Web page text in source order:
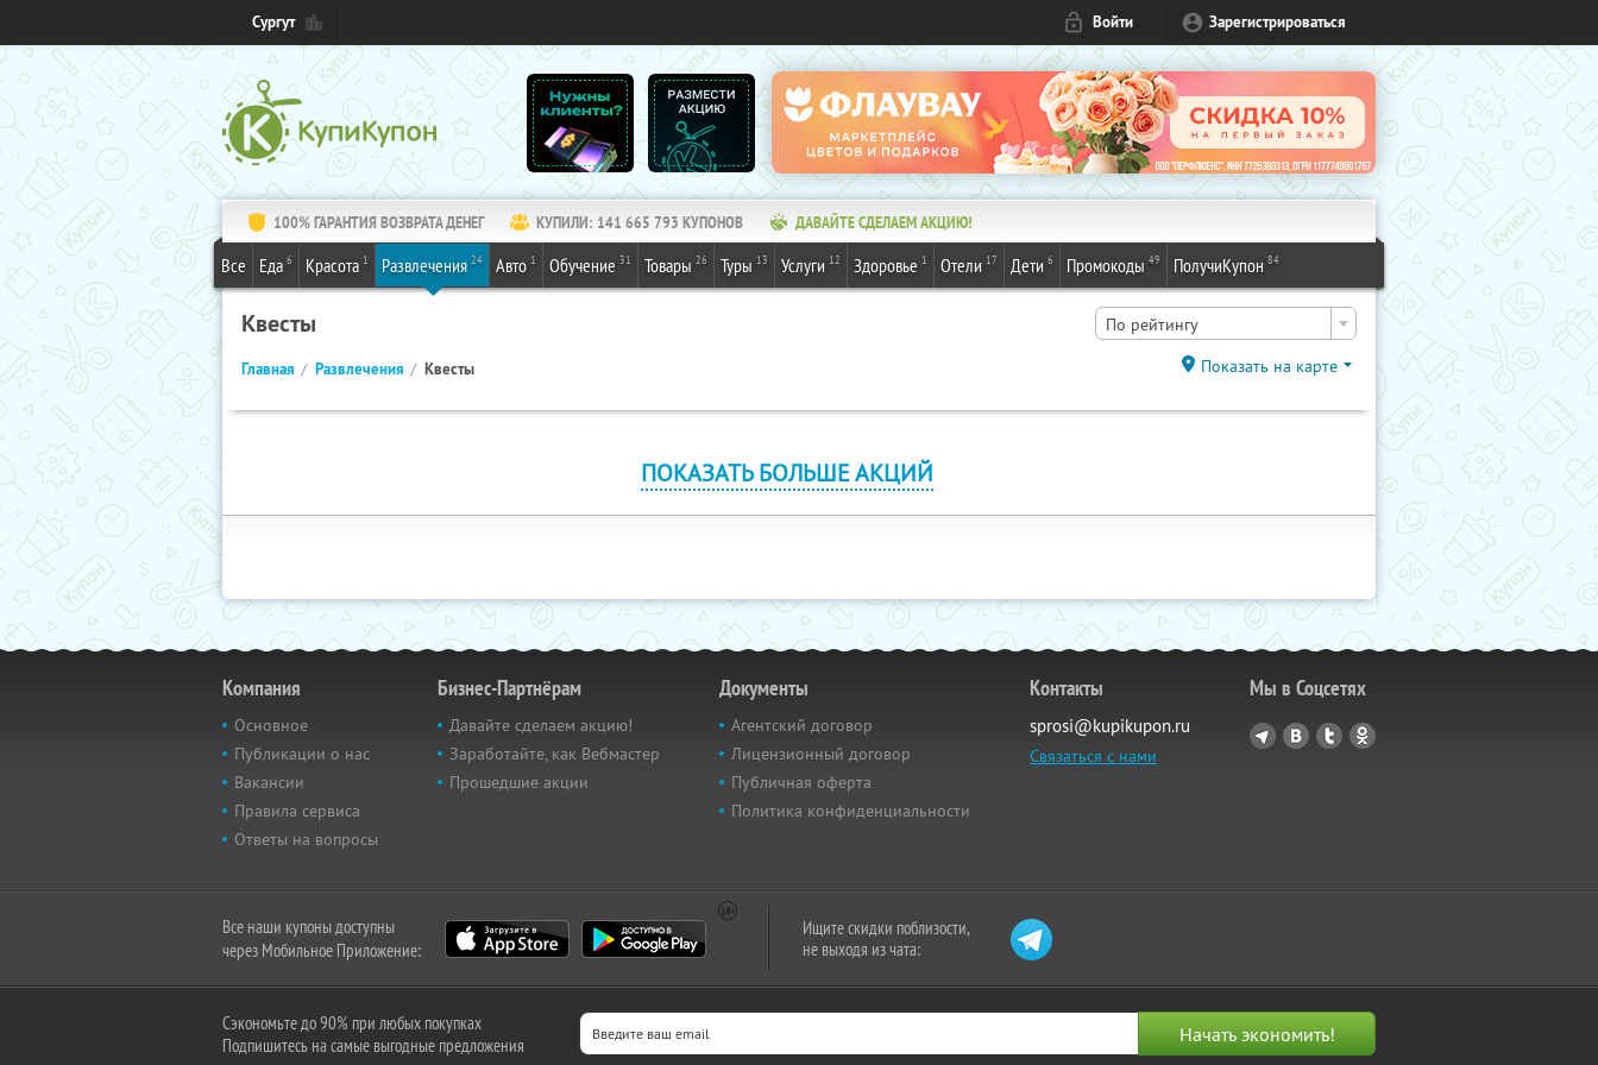
Сургут Войти Зарегистрироваться
100% ГАРАНТИЯ ВОЗВРАТА ДЕНЕГ КУПИЛИ: 141 665 793 КУПОНОВ ДАВАЙТЕ СДЕЛАЕМ АКЦИЮ!
Все Еда 6 Красота 1 Развлечения 24 Авто 1 Обучение 31 Товары 26 Туры 13 Услуги 12 Здоровье 1 Отели 17 Дети 6 Промокоды 49 ПолучиКупон 84
Квесты По рейтингу
Главная Развлечения Квесты Показать на карте
ПОКАЗАТЬ БОЛЬШЕ АКЦИЙ
Компания
Основное
Публикации о нас
Вакансии
Правила сервиса
Ответы на вопросы
Бизнес-Партнёрам
Давайте сделаем акцию!
Заработайте, как Вебмастер
Прошедшие акции
Документы
Агентский договор
Лицензионный договор
Публичная оферта
Политика конфиденциальности
Контакты
sprosi@kupikupon.ru
Связаться с нами
Мы в Соцсетях
Все наши купоны доступны
через Мобильное Приложение:
Ищите скидки поблизости,
не выходя из чата:
Сэкономьте до 90% при любых покупках
Подпишитесь на самые выгодные предложения